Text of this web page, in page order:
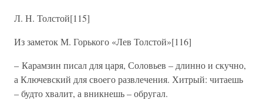
Л. Н. Толстой[115]
Из заметок М. Горького «Лев Толстой»[116]
– Карамзин писал для царя, Соловьев – длинно и скучно,
а Ключевский для своего развлечения. Хитрый: читаешь
– будто хвалит, а вникнешь – обругал.